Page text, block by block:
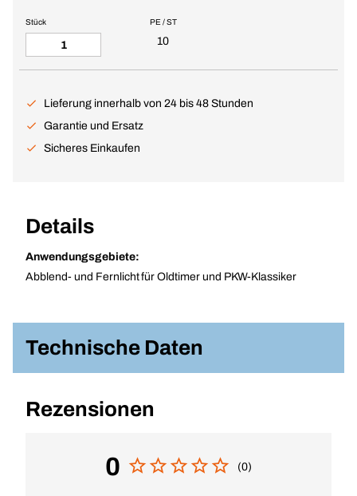
PE / ST
10
Stück
Lieferung innerhalb von 24 bis 48 Stunden
Garantie und Ersatz
Sicheres Einkaufen
Details
Anwendungsgebiete:
Abblend- und Fernlicht für Oldtimer und PKW-Klassiker
Technische Daten
Rezensionen
0 (0)